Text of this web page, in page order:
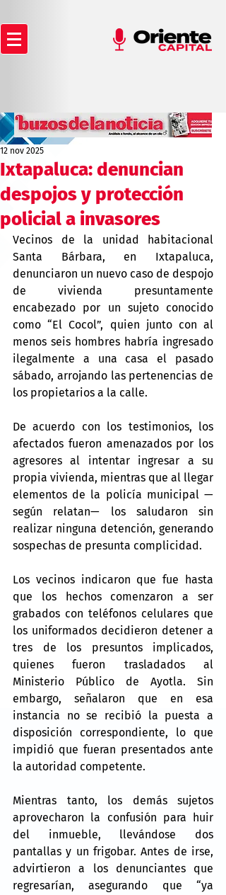
Ixtapaluca: denuncian
despojos y protección
policial a invasores
12 nov 2025
Vecinos de la unidad habitacional
Santa Bárbara, en Ixtapaluca,
denunciaron un nuevo caso de despojo
de vivienda presuntamente
encabezado por un sujeto conocido
como “El Cocol”, quien junto con al
menos seis hombres habría ingresado
ilegalmente a una casa el pasado
sábado, arrojando las pertenencias de
los propietarios a la calle.
De acuerdo con los testimonios, los
afectados fueron amenazados por los
agresores al intentar ingresar a su
propia vivienda, mientras que al llegar
elementos de la policía municipal —
según relatan— los saludaron sin
realizar ninguna detención, generando
sospechas de presunta complicidad.
Los vecinos indicaron que fue hasta
que los hechos comenzaron a ser
grabados con teléfonos celulares que
los uniformados decidieron detener a
tres de los presuntos implicados,
quienes fueron trasladados al
Ministerio Público de Ayotla. Sin
embargo, señalaron que en esa
instancia no se recibió la puesta a
disposición correspondiente, lo que
impidió que fueran presentados ante
la autoridad competente.
Mientras tanto, los demás sujetos
aprovecharon la confusión para huir
del inmueble, llevándose dos
pantallas y un frigobar. Antes de irse,
advirtieron a los denunciantes que
regresarían, asegurando que “ya